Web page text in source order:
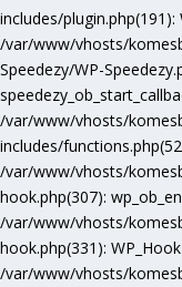
includes/
/var/www/vhosts/
Speedezy/WP-
/var/www/vhosts/
includes/
/var/www/vhosts/
hook.php(307):
/var/www/vhosts/
hook.php(331):
/var/www/vhosts/